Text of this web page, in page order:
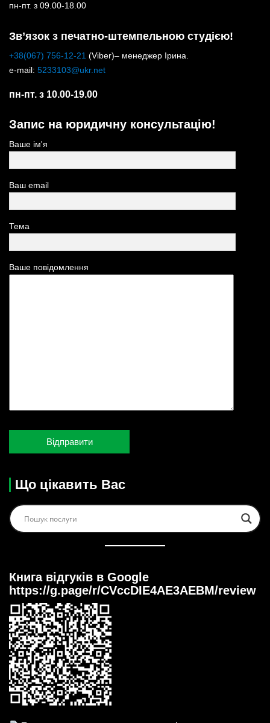
пн-пт. з 09.00-18.00
Зв’язок з печатно-штемпельною студією!
+38(067) 756-12-21 (Viber)– менеджер Ірина.
e-mail: 5233103@ukr.net
пн-пт. з 10.00-19.00
Запис на юридичну консультацію!
Ваше ім'я
Ваш email
Тема
Ваше повідомлення
Що цікавить Вас
Книга відгуків в Google
https://g.page/r/CVccDIE4AE3AEBM/review